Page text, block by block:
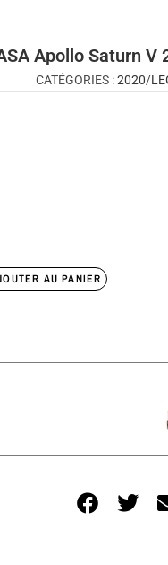
Apollo Saturn V
CATÉGORIES :2020/
AU PANIER